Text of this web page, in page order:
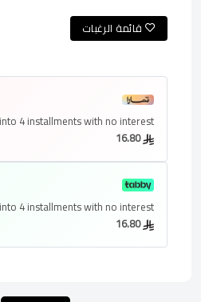
قائمة الرغبات
4 installmentswith no interest.
16.80
4 installmentswith no interest.
16.80